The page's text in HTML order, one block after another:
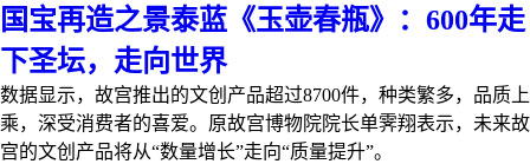
国宝再造之景泰蓝《玉壶春瓶》：600年走
下圣坛，走向世界
数据显示，故宫推出的文创产品超过8700件，种类繁多，品质上
乘，深受消费者的喜爱。原故宫博物院院长单霁翔表示，未来故
宫的文创产品将从“数量增长”走向“质量提升”。